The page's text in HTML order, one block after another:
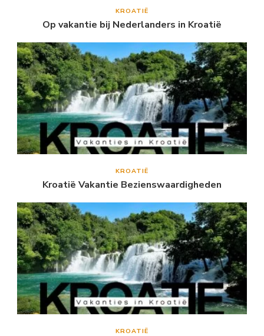
KROATIË
Op vakantie bij Nederlanders in Kroatië
KROATIË
Kroatië Vakantie Bezienswaardigheden
KROATIË